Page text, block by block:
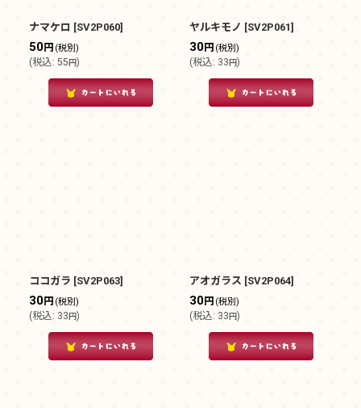
ナマケロ [SV2P060]
50円 (税別)
(税込: 55円)
ヤルキモノ [SV2P061]
30円 (税別)
(税込: 33円)
ココガラ [SV2P063]
30円 (税別)
(税込: 33円)
アオガラス [SV2P064]
30円 (税別)
(税込: 33円)